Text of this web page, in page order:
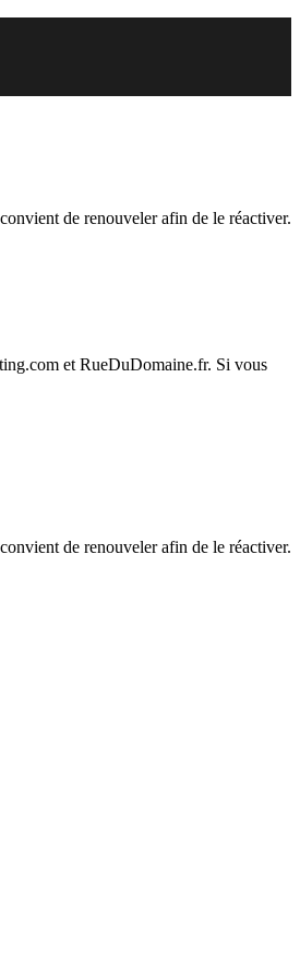
de renouveler afin de le réactiver.
et RueDuDomaine.fr. Si vous
de renouveler afin de le réactiver.